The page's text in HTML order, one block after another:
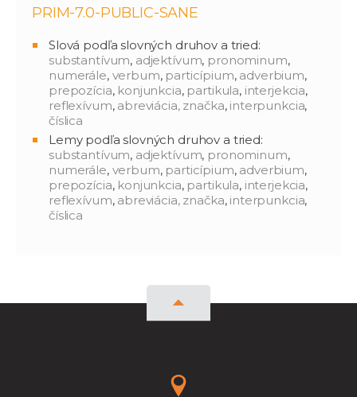
PRIM-7.0-PUBLIC-SANE
Slová podľa slovných druhov a tried:
substantívum, adjektívum, pronominum,
numerále, verbum, particípium, adverbium,
prepozícia, konjunkcia, partikula, interjekcia,
reflexívum, abreviácia, značka, interpunkcia,
číslica
Lemy podľa slovných druhov a tried:
substantívum, adjektívum, pronominum,
numerále, verbum, particípium, adverbium,
prepozícia, konjunkcia, partikula, interjekcia,
reflexívum, abreviácia, značka, interpunkcia,
číslica